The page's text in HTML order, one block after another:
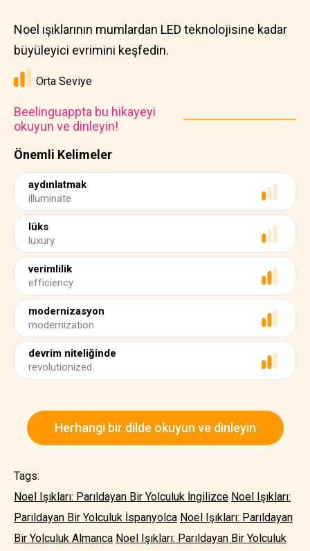
Önemli Kelimeler
aydınlatmak
illuminate
lüks
luxury
verimlilik
efficiency
modernizasyon
modernization
devrim niteliğinde
revolutionized
Noel ışıklarının mumlardan LED teknolojisine kadar
büyüleyici evrimini keşfedin.
Orta Seviye
Beelinguappta bu hikayeyi
okuyun ve dinleyin!
Herhangi bir dilde okuyun ve dinleyin
Tags:
Noel Işıkları: Parıldayan Bir Yolculuk İngilizce Noel Işıkları:
Parıldayan Bir Yolculuk İspanyolca Noel Işıkları: Parıldayan
Bir Yolculuk Almanca Noel Işıkları: Parıldayan Bir Yolculuk